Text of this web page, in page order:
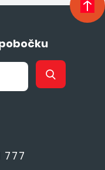
777